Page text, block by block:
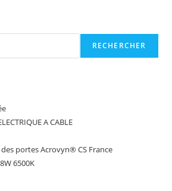
RECHERCHER
A CABLE
portes Acrovyn® CS France
6500K